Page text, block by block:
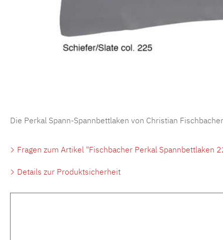
Die Perkal Spann-Spannbettlaken von Christian
Fragen zum Artikel "Fischbacher Perkal Spannbettlaken
Details zur Produktsicherheit